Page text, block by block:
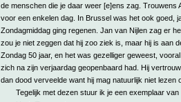
de menschen die je daar weer [e]ens zag. Trouwens
voor een enkelen dag. In Brussel was het ook goed,
Zondagmiddag ging regenen. Jan van Nijlen zag er
zou je niet zeggen dat hij zoo ziek is, maar hij is aan
Zondag 50 jaar, en het was gezelliger geweest,
zich na zijn verjaardag geopenbaard had. Hij
dan dood verveelde want hij mag natuurlijk niet lezen
Tegelijk met dezen stuur ik je een exemplaar